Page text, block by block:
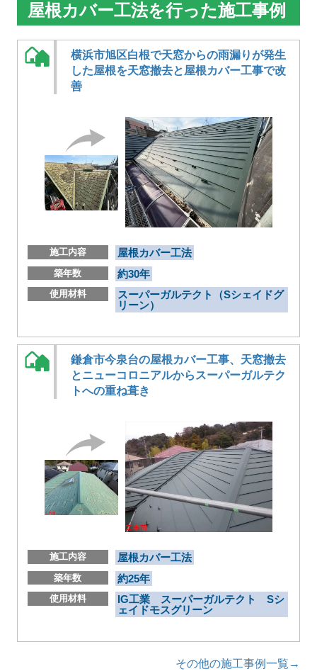
屋根カバー工法を行った施工事例
横浜市旭区白根で天窓からの雨漏りが発生
した屋根を天窓撤去と屋根カバー工事で改
善
施工内容 屋根カバー工法
築年数 約30年
使用材料
スーパーガルテクト（Sシェイドグ
リーン）
鎌倉市今泉台の屋根カバー工事、天窓撤去
とニューコロニアルからスーパーガルテク
トへの重ね葺き
施工内容 屋根カバー工法
築年数 約25年
使用材料
IG工業 スーパーガルテクト Sシ
ェイドモスグリーン
その他の施工事例一覧→